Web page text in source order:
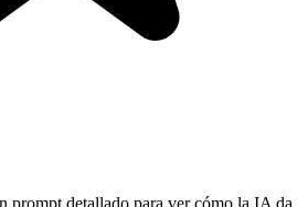
prompt detallado para ver cómo la IA da